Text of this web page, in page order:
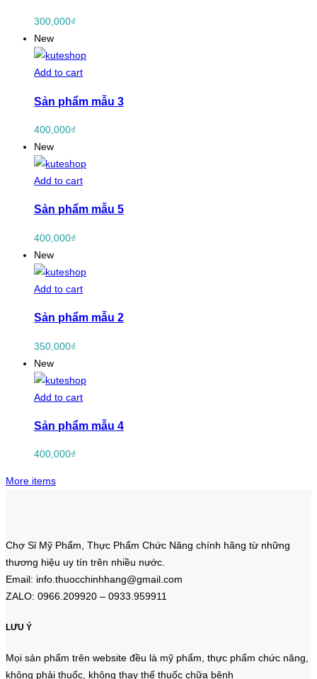
300,000₫
New
Add to cart
Sản phẩm mẫu 3
400,000₫
New
Add to cart
Sản phẩm mẫu 5
400,000₫
New
Add to cart
Sản phẩm mẫu 2
350,000₫
New
Add to cart
Sản phẩm mẫu 4
400,000₫
More items
Chợ Sỉ Mỹ Phẩm, Thực Phẩm Chức Năng chính hãng từ những
thương hiệu uy tín trên nhiều nước.
Email: info.thuocchinhhang@gmail.com
ZALO: 0966.209920 – 0933.959911
LƯU Ý
Mọi sản phẩm trên website đều là mỹ phẩm, thực phẩm chức năng,
không phải thuốc, không thay thế thuốc chữa bệnh